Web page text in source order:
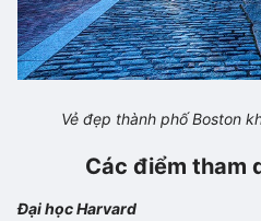
Vẻ đẹp thành phố Boston
Các điểm tham
Đại học Harvard